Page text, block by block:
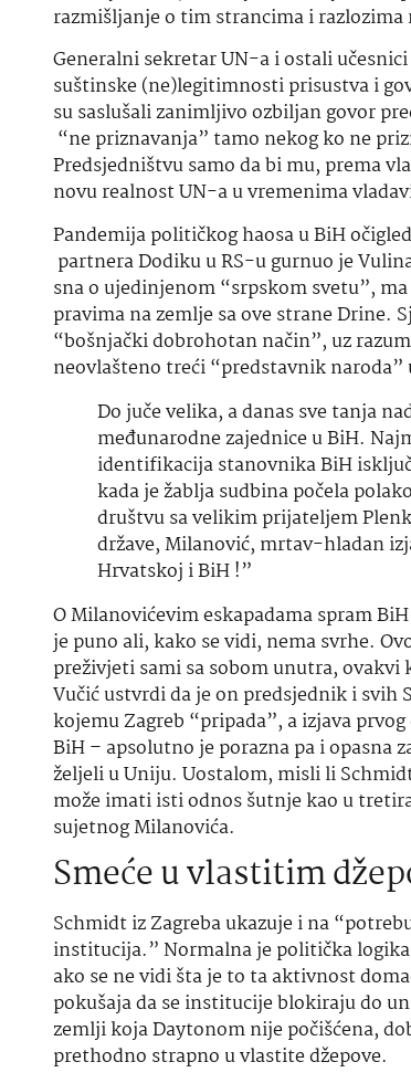
razmišljanje o tim strancima i razlozima
Generalni sekretar UN-a i ostali
suštinske (ne)legitimnosti prisustva i
su saslušali zanimljivo ozbiljan govor
“ne priznavanja” tamo nekog ko ne
Predsjedništvu samo da bi mu, prema
novu realnost UN-a u vremenima
Pandemija političkog haosa u BiH
partnera Dodiku u RS-u gurnuo je
sna o ujedinjenom “srpskom svetu”,
pravima na zemlje sa ove strane Drine.
“bošnjački dobrohotan način”, uz
neovlašteno treći “predstavnik naroda”
Do juče velika, a danas sve tanja
međunarodne zajednice u BiH.
identifikacija stanovnika BiH
kada je žablja sudbina počela
društvu sa velikim prijateljem
države, Milanović, mrtav-hladan
Hrvatskoj i BiH !”
O Milanovićevim eskapadama spram
je puno ali, kako se vidi, nema svrhe.
preživjeti sami sa sobom unutra,
Vučić ustvrdi da je on predsjednik i svih
kojemu Zagreb “pripada”, a izjava
BiH – apsolutno je porazna pa i opasna
željeli u Uniju. Uostalom, misli li
može imati isti odnos šutnje kao u
sujetnog Milanovića.
Smeće u vlastitim
Schmidt iz Zagreba ukazuje i na
institucija.” Normalna je politička
ako se ne vidi šta je to ta aktivnost
pokušaja da se institucije blokiraju do
zemlji koja Daytonom nije počišćena,
prethodno strapno u vlastite džepove.